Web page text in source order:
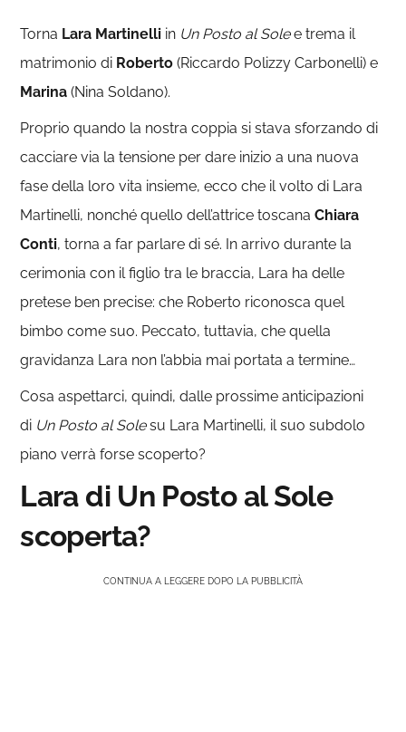
Torna Lara Martinelli in Un Posto al Solee trema il
matrimonio di Roberto (Riccardo Polizzy Carbonelli) e
Marina(Nina Soldano).
Proprio quando la nostra coppia si stava sforzando di
cacciare via la tensione per dare inizio a una nuova
fase della loro vita insieme, ecco che il volto di Lara
Martinelli, nonché quello dell’attrice toscanaChiara
Conti, torna a far parlare di sé. In arrivo durante la
cerimonia con il figlio tra le braccia, Lara ha delle
pretese ben precise: che Roberto riconosca quel
bimbo come suo. Peccato, tuttavia, che quella
gravidanza Lara non l’abbia mai portata a termine…
Cosa aspettarci, quindi, dalle prossime anticipazioni
di Un Posto al Solesu Lara Martinelli, il suo subdolo
piano verrà forse scoperto?
Lara di Un Posto al Sole
scoperta?
CONTINUA A LEGGERE DOPO LA PUBBLICITÀ